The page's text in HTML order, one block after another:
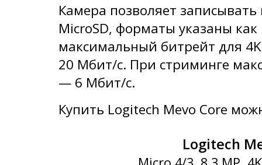
Камера позволяет
MicroSD, форматы указаны как
максимальный битрейт для
20 Мбит/с. При стриминге
— 6 Мбит/с.
Купить Logitech Mevo Core
Logitech